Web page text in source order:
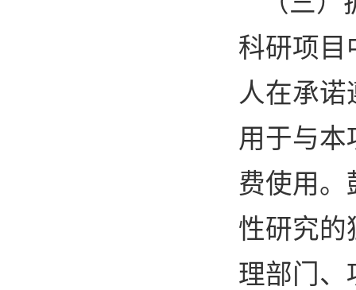
科研项目
人在承
用于与
费使用。
性研究的
理部门、